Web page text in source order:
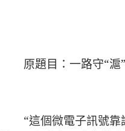
原題目：一路守“滬
“這個微電子訊號靠